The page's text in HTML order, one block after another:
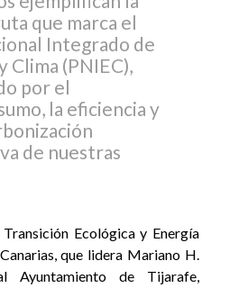
que marca el
Integrado de
Clima (PNIEC),
por el
la eficiencia y
de nuestras
Ecológica y Energía
que lidera Mariano H.
Ayuntamiento de Tijarafe,